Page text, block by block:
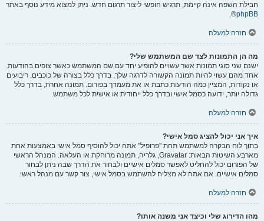
חבילת השפה אינה קיימת, תרגיש חופשי ליצור תרגום חדש. ניתן למצוא מידע נוסף באתר
phpBB
®.
חזרה למעלה
מה הן התמונות לצד שם המשתמש שלי?
ישנם שני סוגי תמונות אשר עשויים להופיע יחד עם שם המשתמש כאשר צופים בהודעות.
אחד מהם עשוי להיות תמונה הקשורה לדרגה שלך, בדרך כלל בצורה של כוכבים, ריבועים
או נקודות, המציין כמה הודעות כתבת או את מעמדך בפורום. תמונה אחרת, בדרך כלל
גדולה יותר, ידועה כסמל אישי ובדרך כלל ייחודית או אישית לכל משתמש.
חזרה למעלה
איך אני יכול להציג סמל אישי?
בתוך לוח הבקרה למשתמש תחת "פרופיל" אתה יכול להוסיף סמל אישי באמצעות אחת
מארבע השיטות הבאות: Gravatar, גלריה, תמונה מרוחקת או העלאה. המנהל הראשי
של הפורום יכול להחליט לאפשר סמלים אישיים ולבחור את הדרך שבה ניתן לבחור
סמלים אישיים. אם אתה לא מצליח להשתמש בסמל אישי, צור קשר עם מנהל ראשי.
חזרה למעלה
מהו הדירוג שלי וכיצד אני משנה אותו?